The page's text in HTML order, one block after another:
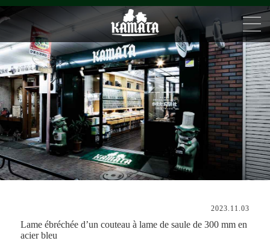
2023.11.03
Lame ébréchée d’un couteau à lame de saule de 300 mm en
acier bleu